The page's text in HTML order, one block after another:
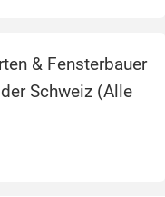
& Fensterbauer
Schweiz (Alle